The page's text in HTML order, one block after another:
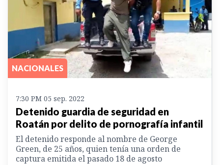
NACIONALES
7:30 PM 05 sep. 2022
Detenido guardia de seguridad en
Roatán por delito de pornografía infantil
El detenido responde al nombre de George
Green, de 25 años, quien tenía una orden de
captura emitida el pasado 18 de agosto